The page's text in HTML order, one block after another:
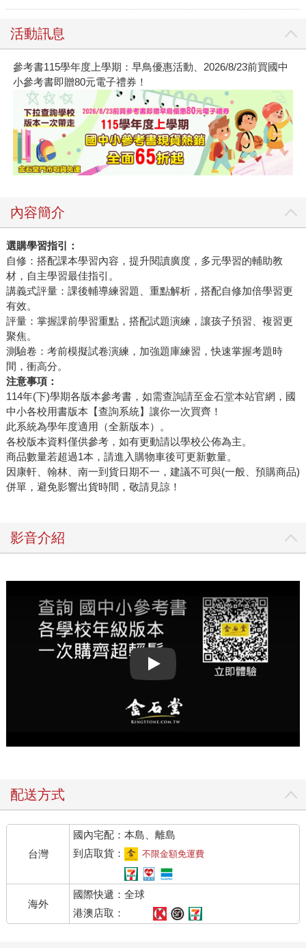
活動訊息
參考書115學年度上學期：早鳥優惠活動、2026/8/23前買國中
小參考書即贈80元電子禮券！
內容簡介
選購學習指引：
自修：搭配課本學習內容，提升閱讀廣度，多元學習的輔助教
材，自主學習最佳指引。
講義式評量：課後輔導練習題、重點解析，搭配自修加倍學習更
有效。
評量：掌握課前學習重點，搭配試題演練，讓孩子預習、複習更
聚焦。
測驗卷：考前模擬試卷演練，加強題庫練習，快速掌握考題時
間，衝高分。
注意事項：
114年(下)學期各版本參考書，如需查詢請至金石堂本站官網，國
中小各校用書版本【查詢系統】讓你一次買齊！
此系統為學年度適用（全新版本）。
各校版本資料僅供參考，如有更動請以學校公佈為主。
商品數量若超過1本，請進入購物車後可更新數量。
因康軒、翰林、南一到貨日期不一，建議不可與(一般、預購商品)
併單，避免影響出貨時間，敬請見諒！
影音介紹
Play video
配送方式
台灣
國內宅配：本島、離島
到店取貨：
不限金額免運費
海外
國際快遞：全球
港澳店取：